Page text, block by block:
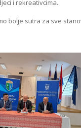
i rekreativcima.
bolje sutra za sve